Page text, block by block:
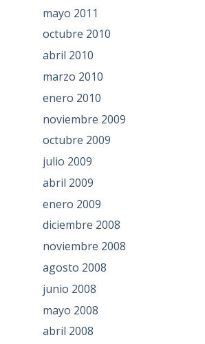
mayo 2011
octubre 2010
abril 2010
marzo 2010
enero 2010
noviembre 2009
octubre 2009
julio 2009
abril 2009
enero 2009
diciembre 2008
noviembre 2008
agosto 2008
junio 2008
mayo 2008
abril 2008